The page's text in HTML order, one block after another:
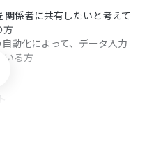
係者に共有したいと考えて
方
動化によって、データ入力
いる方